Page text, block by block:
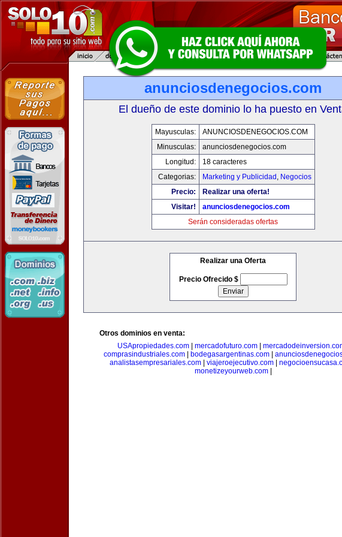
anunciosdenegocios.com
El dueño de este dominio lo ha puesto en
Mayusculas:
ANUNCIOSDENEGOCIOS.COM
Minusculas:
anunciosdenegocios.com
Longitud:
18 caracteres
Categorias:
Marketing y Publicidad , Negocios
Precio:
Realizar una oferta!
Visitar!
anunciosdenegocios.com
Serán consideradas ofertas
Realizar una Oferta
Precio Ofrecido $
Otros dominios en venta:
USApropiedades.com| mercadofuturo.com|
comprasindustriales.com
bodegasargentinas.com
analistasempresariales.com
viajeroejecutivo.com
monetizeyourweb.com|